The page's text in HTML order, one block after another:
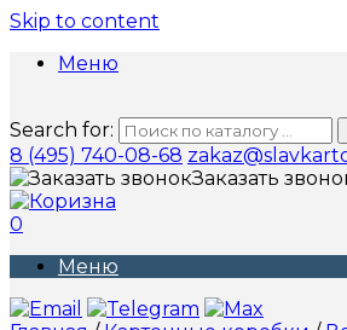
Skip to content
Меню
Search for:
8 (495) 740-08-68
Заказать
0
Меню